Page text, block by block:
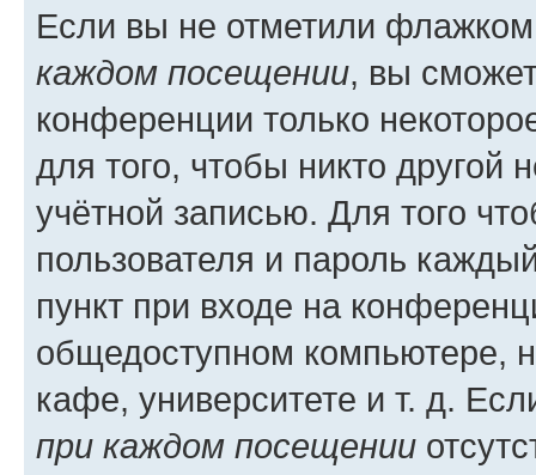
Если вы не отметили
каждом посещении, вы
конференции только
для того, чтобы никто другой
учётной записью. Для того
пользователя и пароль
пункт при входе на
общедоступном компьютере,
кафе, университете и т. д.
при каждом посещении